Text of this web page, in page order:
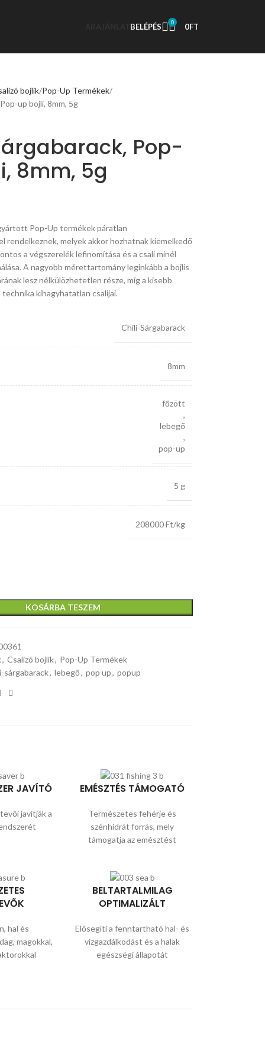
BELÉPÉS 0 0FT
bojlik Pop-Up Termékek
up bojli, 8mm, 5g
Pop-
8mm, 5g
Pop-Up termékek páratlan
rendelkeznek, melyek akkor hozhatnak kiemelkedő
a végszerelék lefinomítása és a csali minél
A nagyobb mérettartomány leginkább a bojlis
lesz nélkülözhetetlen része, míg a kisebb
kihagyhatatlan csalijai.
Chili-Sárgabarack
8mm
főzött
,
lebegő
,
pop-up
5 g
208000 Ft/kg
KOSÁRBA TESZEM
, Csalizó bojlik, Pop-Up Termékek
sárgabarack, lebegő, pop up, popup
JAVÍTÓ
javítják a
EMÉSZTÉS TÁMOGATÓ
Természetes fehérje és
szénhidrát forrás, mely
támogatja az emésztést
hal és
magokkal,
BELTARTALMILAG
OPTIMALIZÁLT
Elősegíti a fenntartható hal- és
vízgazdálkodást és a halak
egészségi állapotát